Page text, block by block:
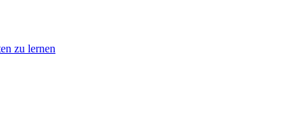
zu lernen